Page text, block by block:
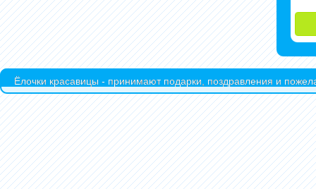
Ёлочки красавицы - принимают подарки, поздравления и